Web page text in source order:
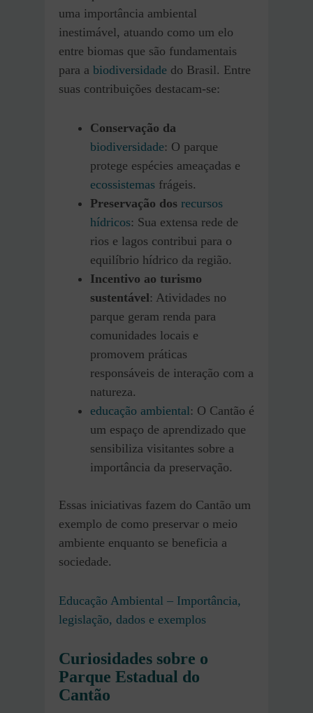
uma importância ambiental
inestimável, atuando como um elo
entre biomas que são fundamentais
para a biodiversidade do Brasil. Entre
suas contribuições destacam-se:
Conservação da
biodiversidade: O parque
protege espécies ameaçadas e
ecossistemas frágeis.
Preservação dos recursos
hídricos: Sua extensa rede de
rios e lagos contribui para o
equilíbrio hídrico da região.
Incentivo ao turismo
sustentável: Atividades no
parque geram renda para
comunidades locais e
promovem práticas
responsáveis de interação com a
natureza.
educação ambiental: O Cantão é
um espaço de aprendizado que
sensibiliza visitantes sobre a
importância da preservação.
Essas iniciativas fazem do Cantão um
exemplo de como preservar o meio
ambiente enquanto se beneficia a
sociedade.
Educação Ambiental – Importância,
legislação, dados e exemplos
Curiosidades sobre o
Parque Estadual do
Cantão